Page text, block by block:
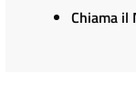
Chiama il